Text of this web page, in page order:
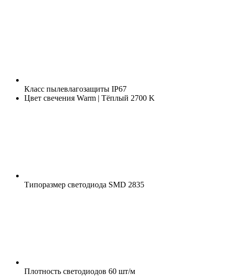
Класс пылевлагозащиты IP67
Цвет свечения Warm | Тёплый 2700 K
Типоразмер светодиода SMD 2835
Плотность светодиодов 60 шт/м